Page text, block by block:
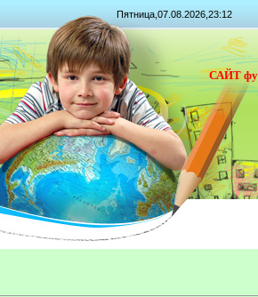
Пятница,07.08.2026,23:12
САЙТ